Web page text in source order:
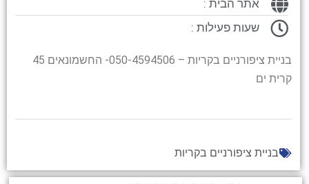
אתר הבית :
שעות פעילות :
בניית ציפורניים בקריות – 050-4594506- החשמונאים 45
קרית ים
בניית ציפורניים בקריות